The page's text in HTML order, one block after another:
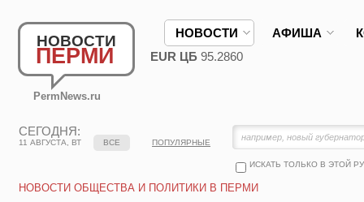
НОВОСТИ
ПЕРМИ
PermNews.ru
НОВОСТИ АФИША
EUR ЦБ 95.2860
СЕГОДНЯ:
11 АВГУСТА, ВТ
ИСКАТЬ ТОЛЬКО В ЭТОЙ
ВСЕ ПОПУЛЯРНЫЕ
НОВОСТИ ОБЩЕСТВА И ПОЛИТИКИ В ПЕРМИ